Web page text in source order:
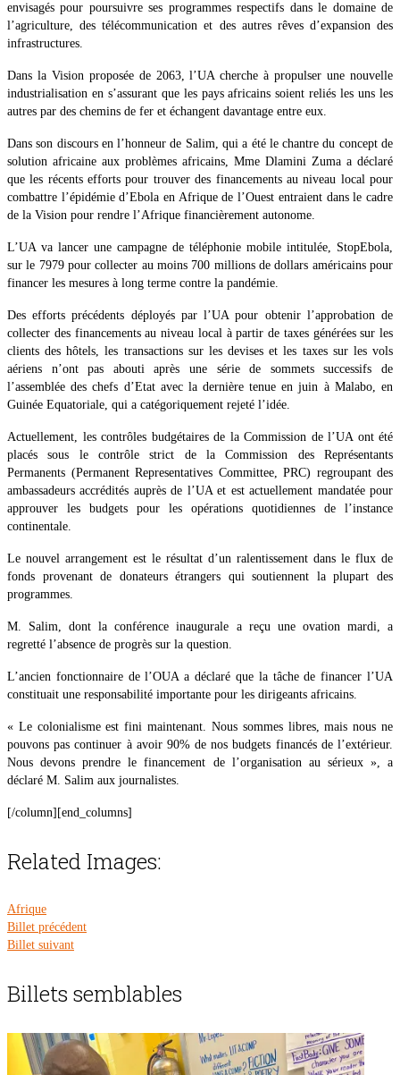
envisagés pour poursuivre ses programmes respectifs dans le domaine de
l’agriculture, des télécommunication et des autres rêves d’expansion des
infrastructures.
Dans la Vision proposée de 2063, l’UA cherche à propulser une nouvelle
industrialisation en s’assurant que les pays africains soient reliés les uns les
autres par des chemins de fer et échangent davantage entre eux.
Dans son discours en l’honneur de Salim, qui a été le chantre du concept de
solution africaine aux problèmes africains, Mme Dlamini Zuma a déclaré
que les récents efforts pour trouver des financements au niveau local pour
combattre l’épidémie d’Ebola en Afrique de l’Ouest entraient dans le cadre
de la Vision pour rendre l’Afrique financièrement autonome.
L’UA va lancer une campagne de téléphonie mobile intitulée, StopEbola,
sur le 7979 pour collecter au moins 700 millions de dollars américains pour
financer les mesures à long terme contre la pandémie.
Des efforts précédents déployés par l’UA pour obtenir l’approbation de
collecter des financements au niveau local à partir de taxes générées sur les
clients des hôtels, les transactions sur les devises et les taxes sur les vols
aériens n’ont pas abouti après une série de sommets successifs de
l’assemblée des chefs d’Etat avec la dernière tenue en juin à Malabo, en
Guinée Equatoriale, qui a catégoriquement rejeté l’idée.
Actuellement, les contrôles budgétaires de la Commission de l’UA ont été
placés sous le contrôle strict de la Commission des Représentants
Permanents (Permanent Representatives Committee, PRC) regroupant des
ambassadeurs accrédités auprès de l’UA et est actuellement mandatée pour
approuver les budgets pour les opérations quotidiennes de l’instance
continentale.
Le nouvel arrangement est le résultat d’un ralentissement dans le flux de
fonds provenant de donateurs étrangers qui soutiennent la plupart des
programmes.
M. Salim, dont la conférence inaugurale a reçu une ovation mardi, a
regretté l’absence de progrès sur la question.
L’ancien fonctionnaire de l’OUA a déclaré que la tâche de financer l’UA
constituait une responsabilité importante pour les dirigeants africains.
« Le colonialisme est fini maintenant. Nous sommes libres, mais nous ne
pouvons pas continuer à avoir 90% de nos budgets financés de l’extérieur.
Nous devons prendre le financement de l’organisation au sérieux », a
déclaré M. Salim aux journalistes.
[/column][end_columns]
Related Images:
Afrique
Billet précédent
Billet suivant
Billets semblables